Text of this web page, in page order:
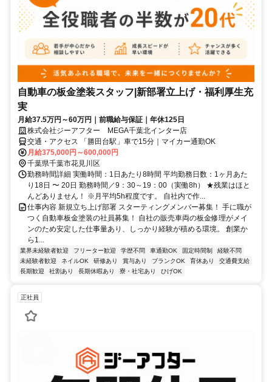
自動車の板金塗装スタッフ|新部署立上げ・福利厚生充
実
月給37.5万円～60万円｜前職給与保証｜年休125日
株式会社ジーアフター MEGA千葉北インター店
交通・アクセス 「勝田台駅」車で15分｜マイカー通勤OK
月給375,000円～600,000円
千葉県千葉市花見川区
勤務時間詳細 実働時間：1日あたり8時間 平均勤務日数：1ヶ月あた
り18日 〜 20日 勤務時間／9：30～19：00（実働8h） ★残業はほと
んどありません！ ※月平均5h程度です。 自社内で作...
仕事内容 新規立ち上げ部署 スターティングメンバー募集！ 手に職が
つく自動車板金塗装の社員募集！ 自社の販売車両の板金修理がメイ
ンのため安定した仕事量あり、しっかり経験が積める環境。 創業か
ら1...
業界未経験者歓迎 フリーター歓迎 学歴不問 車通勤OK 固定時間制
経験不問
未経験者歓迎
ネイルOK 研修あり 賞与あり ブランクOK 育休あり
交通費支給
長期歓迎
社割あり 長期休暇あり 寮・社宅あり ひげOK
正社員